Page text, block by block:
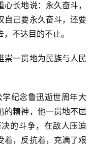
长地说：永久奋斗，
自己要永久奋斗，还要
不达目的不止。
崇一贯地为民族与人民
纪念鲁迅逝世周年大
的精神，他一贯地不屈
的斗争，在敌人压迫
着，反抗着，充满了艰